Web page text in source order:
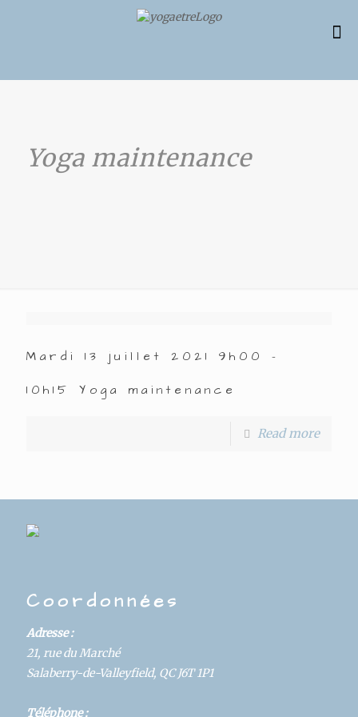
Yoga maintenance
Mardi 13 juillet 2021 9h00 –
10h15 Yoga maintenance
Read more
Coordonnées
Adresse :
21, rue du Marché
Salaberry-de-Valleyfield, QC J6T 1P1
Téléphone :